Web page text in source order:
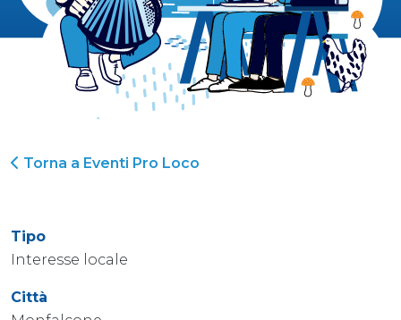
Torna a Eventi Pro Loco
Tipo
Interesse locale
Città